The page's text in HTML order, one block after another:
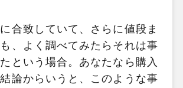
合致していて、さらに値段ま
、よく調べてみたらそれは事
という場合。あなたなら購入
論からいうと、このような事